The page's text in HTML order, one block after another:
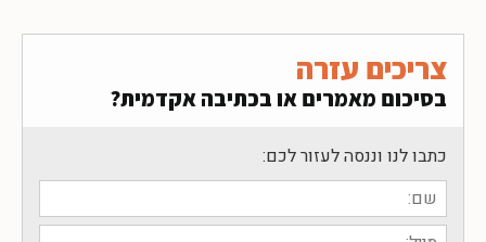
צריכים עזרה
בסיכום מאמרים או בכתיבה אקדמית?
כתבו לנו וננסה לעזור לכם: